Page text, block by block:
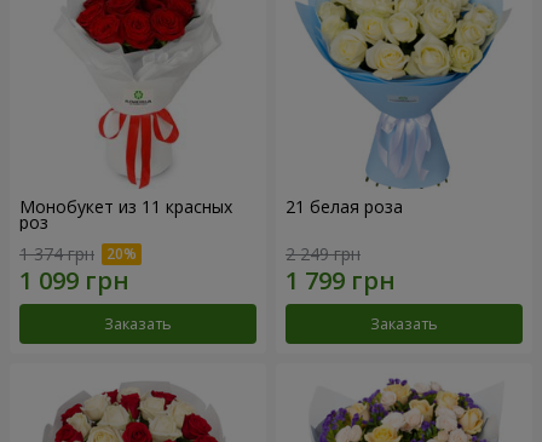
Монобукет из 11 красных
роз
1 374 грн
Заказать
21 белая роза
2 249 грн
Заказать